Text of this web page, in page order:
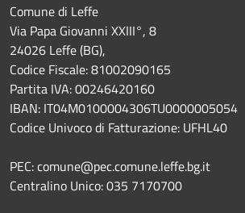
Comune di Leffe
Via Papa Giovanni XXIII°, 8
24026 Leffe (BG),
Codice Fiscale: 81002090165
Partita IVA: 00246420160
IBAN: IT04M0100004306TU0000005054
Codice Univoco di Fatturazione: UFHL40
PEC: comune@pec.comune.leffe.bg.it
Centralino Unico: 035 7170700